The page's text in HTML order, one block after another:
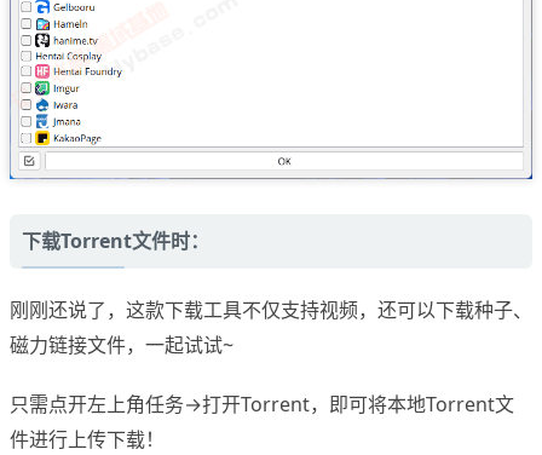
下载Torrent文件时：
刚刚还说了，这款下载工具不仅支持视频，还可以下载种子、
磁力链接文件，一起试试~
只需点开左上角任务→打开Torrent，即可将本地Torrent文
件进行上传下载！